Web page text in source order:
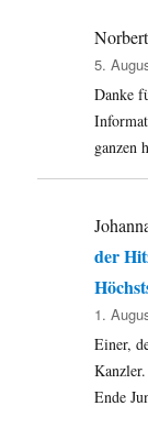
mal
einer
Norbert
5.
Danke
ganzen
der
1.
Einer,
Ende